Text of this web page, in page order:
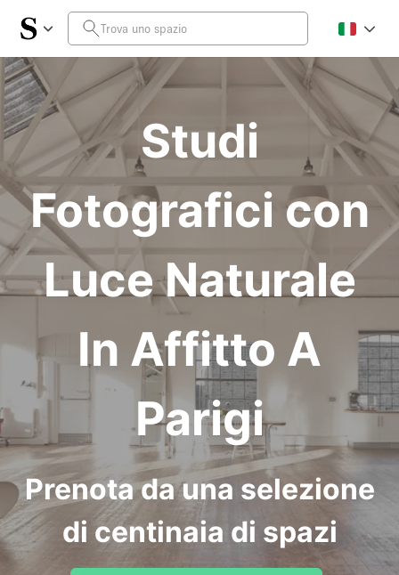
Studi
Fotografici con
Luce Naturale
In Affitto A
Parigi
Prenota da una selezione
di centinaia di spazi